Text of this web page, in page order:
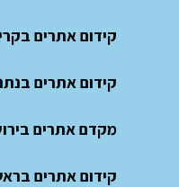
קידום אתרים
קידום אתרים
מקדם אתרים
קידום אתרים